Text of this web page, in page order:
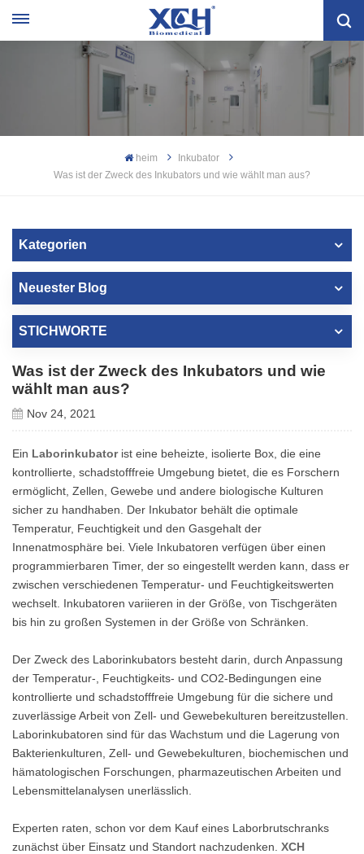
heim
Inkubator
Was ist der Zweck des Inkubators und wie wählt man aus?
Kategorien
Neuester Blog
STICHWORTE
Was ist der Zweck des Inkubators und wie
wählt man aus?
Nov 24, 2021
Ein Laborinkubator ist eine beheizte, isolierte Box, die eine
kontrollierte, schadstofffreie Umgebung bietet, die es Forschern
ermöglicht, Zellen, Gewebe und andere biologische Kulturen
sicher zu handhaben. Der Inkubator behält die optimale
Temperatur, Feuchtigkeit und den Gasgehalt der
Innenatmosphäre bei. Viele Inkubatoren verfügen über einen
programmierbaren Timer, der so eingestellt werden kann, dass er
zwischen verschiedenen Temperatur- und Feuchtigkeitswerten
wechselt. Inkubatoren variieren in der Größe, von Tischgeräten
bis hin zu großen Systemen in der Größe von Schränken.
Der Zweck des Laborinkubators besteht darin, durch Anpassung
der Temperatur-, Feuchtigkeits- und CO2-Bedingungen eine
kontrollierte und schadstofffreie Umgebung für die sichere und
zuverlässige Arbeit von Zell- und Gewebekulturen bereitzustellen.
Laborinkubatoren sind für das Wachstum und die Lagerung von
Bakterienkulturen, Zell- und Gewebekulturen, biochemischen und
hämatologischen Forschungen, pharmazeutischen Arbeiten und
Lebensmittelanalysen unerlässlich.
Experten raten, schon vor dem Kauf eines Laborbrutschranks
zunächst über Einsatz und Standort nachzudenken. XCH